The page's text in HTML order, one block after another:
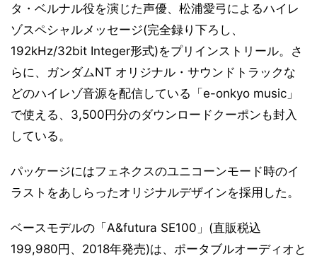
タ・ベルナル役を演じた声優、松浦愛弓によるハイレ
ゾスペシャルメッセージ(完全録り下ろし、
192kHz/32bit Integer形式)をプリインストリール。さ
らに、ガンダムNT オリジナル・サウンドトラックな
どのハイレゾ音源を配信している「e-onkyo music」
で使える、3,500円分のダウンロードクーポンも封入
している。
パッケージにはフェネクスのユニコーンモード時のイ
ラストをあしらったオリジナルデザインを採用した。
ベースモデルの「A&futura SE100」(直販税込
199,980円、2018年発売)は、ポータブルオーディオと